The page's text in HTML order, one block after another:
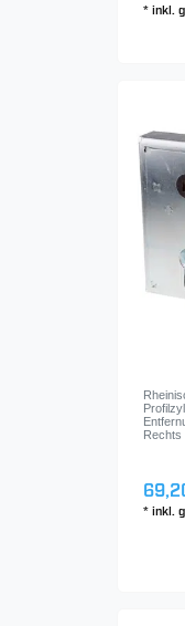
*inkl.
*inkl.